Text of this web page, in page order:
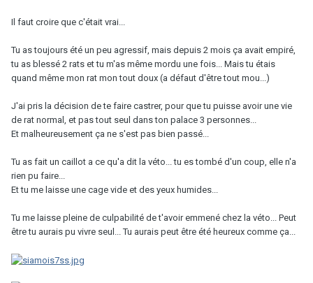
Il faut croire que c'était vrai...
Tu as toujours été un peu agressif, mais depuis 2 mois ça avait empiré,
tu as blessé 2 rats et tu m'as même mordu une fois... Mais tu étais
quand même mon rat mon tout doux (a défaut d'être tout mou...)
J'ai pris la décision de te faire castrer, pour que tu puisse avoir une vie
de rat normal, et pas tout seul dans ton palace 3 personnes...
Et malheureusement ça ne s'est pas bien passé...
Tu as fait un caillot a ce qu'a dit la véto... tu es tombé d'un coup, elle n'a
rien pu faire...
Et tu me laisse une cage vide et des yeux humides...
Tu me laisse pleine de culpabilité de t'avoir emmené chez la véto... Peut
être tu aurais pu vivre seul... Tu aurais peut être été heureux comme ça...